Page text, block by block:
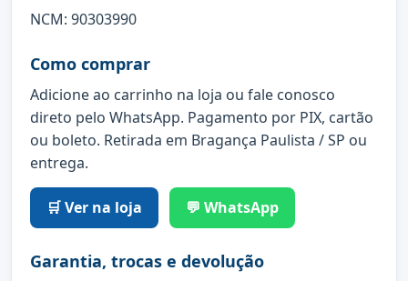
NCM: 90303990
Como comprar
Adicione ao carrinho na loja ou fale conosco
direto pelo WhatsApp. Pagamento por PIX, cartão
ou boleto. Retirada em Bragança Paulista / SP ou
entrega.
🛒 Ver na loja 💬 WhatsApp
Garantia, trocas e devolução